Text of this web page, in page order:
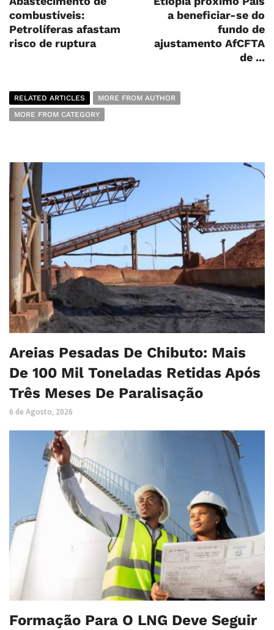
combustíveis:
Petrolíferas afastam
risco de ruptura
a beneficiar-se do
fundo de
ajustamento AfCFTA
de ...
RELATED ARTICLES
MORE FROM AUTHOR
MORE FROM CATEGORY
Areias Pesadas De Chibuto: Mais
De 100 Mil Toneladas Retidas Após
Três Meses De Paralisação
6 de Agosto, 2026
Formação Para O LNG Deve Seguir